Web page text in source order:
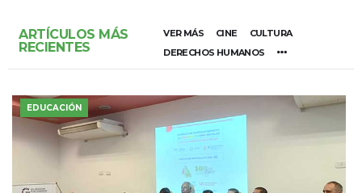
ARTÍCULOS MÁS
RECIENTES
VER MÁS CINE
CULTURA
DERECHOS HUMANOS
EDUCACIÓN